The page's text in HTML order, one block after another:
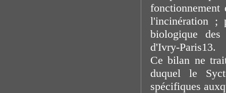
l'incinération ;
biologique
d'Ivry-Paris13.
Ce bilan ne
duquel le
spécifiques